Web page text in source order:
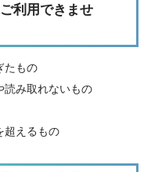
利用できませ
たもの
読み取れないもの
超えるもの